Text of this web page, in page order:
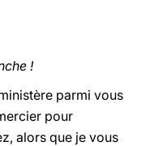
!
parmi vous
pour
alors que je vous